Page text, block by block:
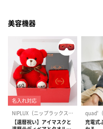
美容機器